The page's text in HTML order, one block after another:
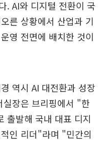
. AI와 디지털 전환이 국
른 상황에서 산업과 기
영 전면에 배치한 것이
역시 AI 대전환과 성장
장은 브리핑에서 "한
출발해 국내 대표 디지
인 리더"라며 "민간의